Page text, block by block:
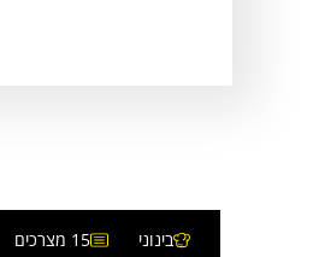
בינוני 15 מצרכים